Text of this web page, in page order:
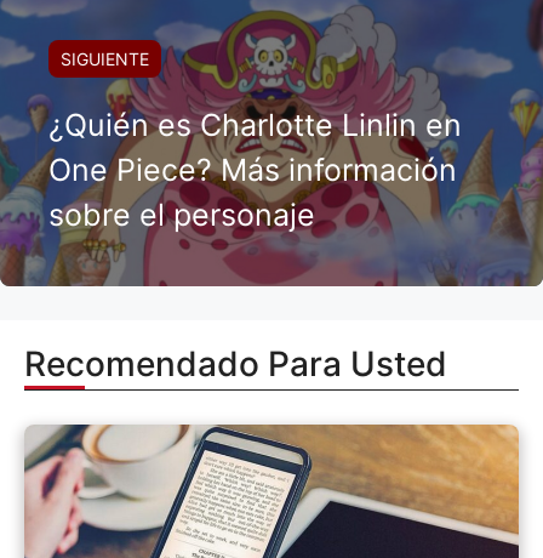
SIGUIENTE
¿Quién es Charlotte Linlin en
One Piece? Más información
sobre el personaje
Recomendado Para Usted